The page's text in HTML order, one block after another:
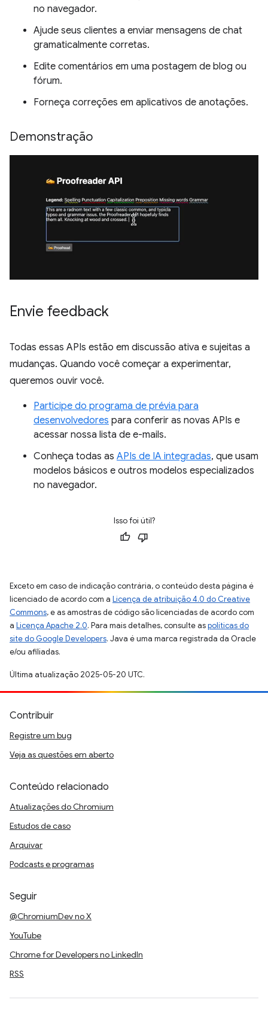
no navegador.
Ajude seus clientes a enviar mensagens de chat
gramaticalmente corretas.
Edite comentários em uma postagem de blog ou
fórum.
Forneça correções em aplicativos de anotações.
Demonstração
Envie feedback
Todas essas APIs estão em discussão ativa e sujeitas a
mudanças. Quando você começar a experimentar,
queremos ouvir você.
Participe do programa de prévia para
desenvolvedores para conferir as novas APIs e
acessar nossa lista de e-mails.
Conheça todas as APIs de IA integradas, que usam
modelos básicos e outros modelos especializados
no navegador.
Isso foi útil?
Exceto em caso de indicação contrária, o conteúdo desta página é
licenciado de acordo com a Licença de atribuição 4.0 do Creative
Commons, e as amostras de código são licenciadas de acordo com
a Licença Apache 2.0. Para mais detalhes, consulte aspolíticas do
site do Google Developers. Java é uma marca registrada da Oracle
e/ou afiliadas.
Última atualização 2025-05-20 UTC.
Contribuir
Registre um bug
Veja as questões em aberto
Conteúdo relacionado
Atualizações do Chromium
Estudos de caso
Arquivar
Podcasts e programas
Seguir
@ChromiumDev no X
YouTube
Chrome for Developers no LinkedIn
RSS